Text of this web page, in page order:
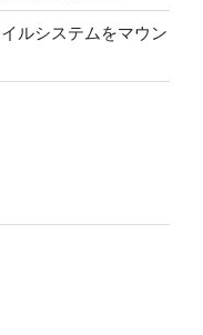
ルシステムをマウン